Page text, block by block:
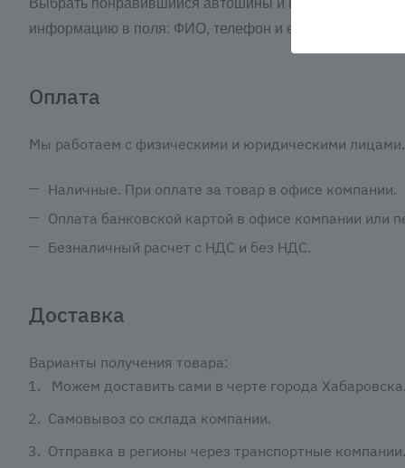
информацию в поля: ФИО, телефон и e-mail. Затем вам
Оплата
Мы работаем с физическими и юридическими
Наличные. При оплате за товар в офисе компании.
Оплата банковской картой в офисе компании или
Безналичный расчет с НДС и без НДС.
Доставка
Варианты получения товара:
Можем доставить сами в черте города Хабаровска.
Самовывоз со склада компании.
Отправка в регионы через транспортные компании.